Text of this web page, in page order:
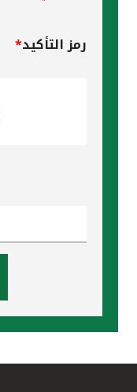
رمز التأكيد*